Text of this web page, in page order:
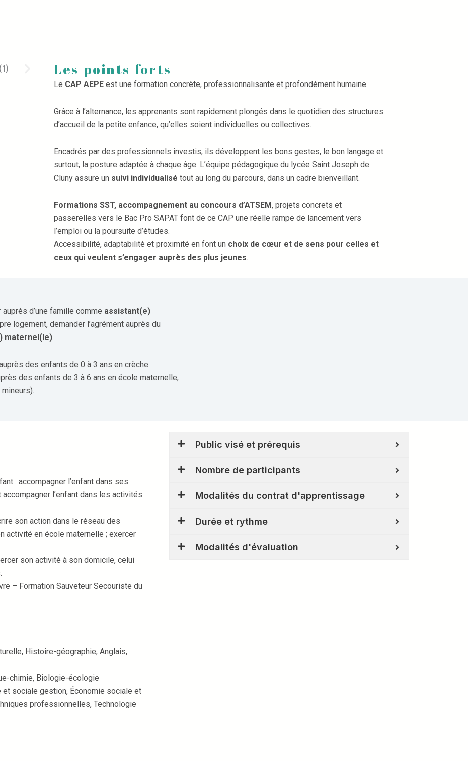
Les points forts
Le CAP AEPE est une formation concrète, professionnalisante et profondément humaine.
Grâce à l’alternance, les apprenants sont rapidement plongés dans le quotidien des structures
d’accueil de la petite enfance, qu’elles soient individuelles ou collectives.
Encadrés par des professionnels investis, ils développent les bons gestes, le bon langage et
surtout, la posture adaptée à chaque âge. L’équipe pédagogique du lycée Saint Joseph de
Cluny assure un suivi individualisé tout au long du parcours, dans un cadre bienveillant.
Formations SST, accompagnement au concours d’ATSEM, projets concrets et
passerelles vers le Bac Pro SAPAT font de ce CAP une réelle rampe de lancement vers
l’emploi ou la poursuite d’études.
Accessibilité, adaptabilité et proximité en font un choix de cœur et de sens pour celles et
ceux qui veulent s’engager auprès des plus jeunes.
d’une famille comme assistant(e)
logement, demander l’agrément auprès du
maternel(le).
des enfants de 0 à 3 ans en crèche
des enfants de 3 à 6 ans en école maternelle,
: accompagner l’enfant dans ses
l’enfant dans les activités
son action dans le réseau des
activité en école maternelle ; exercer
son activité à son domicile, celui
– Formation Sauveteur Secouriste du
Histoire-géographie, Anglais,
chimie, Biologie-écologie
sociale gestion, Économie sociale et
professionnelles, Technologie
Public visé et prérequis
Nombre de participants
Modalités du contrat d'apprentissage
Durée et rythme
Modalités d'évaluation